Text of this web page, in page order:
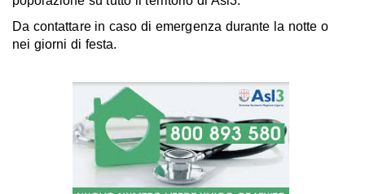
Da contattare in caso di emergenza durante la notte o
nei giorni di festa.